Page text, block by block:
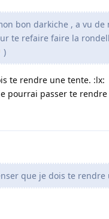
bon darkiche , a vu
te refaire faire la
)
te rendre une tente. :lx:
pourrai passer te rendre
que je dois te rendre